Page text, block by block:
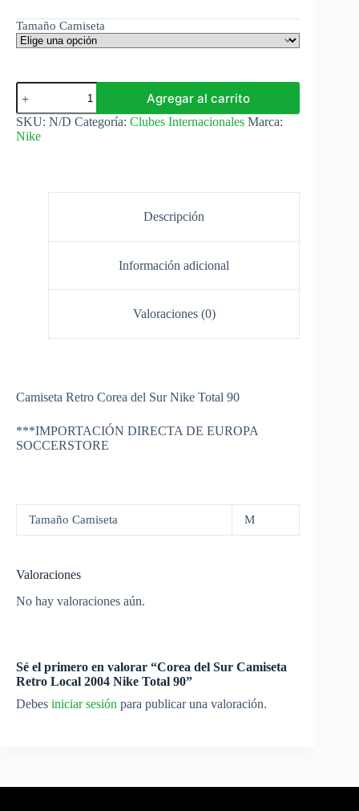
Tamaño Camiseta
Corea
del
Sur
Camiseta
Retro
Agregar al carrito
SKU: N/D Categoría: Clubes Internacionales Marca:
Nike
Descripción
Información adicional
Valoraciones (0)
Camiseta Retro Corea del Sur Nike Total 90
***IMPORTACIÓN DIRECTA DE EUROPA
SOCCERSTORE
Tamaño Camiseta M
Valoraciones
No hay valoraciones aún.
Sé el primero en valorar “Corea del Sur Camiseta
Retro Local 2004 Nike Total 90”
Debes iniciar sesión para publicar una valoración.